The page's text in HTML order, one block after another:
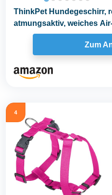
ThinkPet Hundegeschirr,
atmungsaktiv, weiches
Hundemarke...
Zum
4